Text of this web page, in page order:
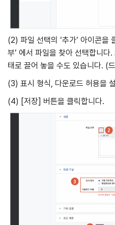
(2) 파일 선택의 ‘추가’ 아이콘을
부’ 에서 파일을 찾아 선택합니
태로 끌어 놓을 수도 있습니다. (
(3) 표시 형식, 다운로드 허용을
(4) [저장] 버튼을 클릭합니다.